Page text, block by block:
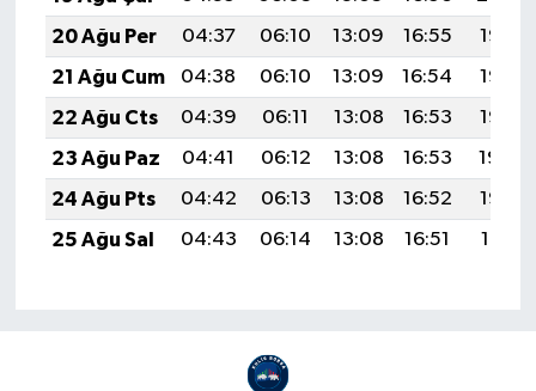
20 Ağu Per
04:37 06:10 13:09 16:55
19:58
21 Ağu Cum
04:38 06:10 13:09 16:54
19:57
22 Ağu Cts
04:39 06:11 13:08 16:53
19:56
23 Ağu Paz
04:41 06:12 13:08 16:53
19:54
24 Ağu Pts
04:42 06:13 13:08 16:52
19:53
25 Ağu Sal
04:43 06:14 13:08 16:51 19:51